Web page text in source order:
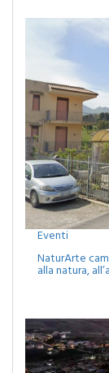
Eventi
NaturArte
alla natura,